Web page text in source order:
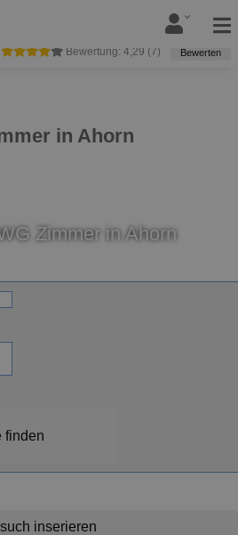
in Ahorn
Bewertung: 4,29 ( 7) Bewerten
Zimmer in Ahorn
finden
inserieren